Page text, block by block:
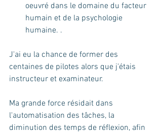
oeuvré dans le domaine du facteur
humain et de la psychologie
humaine. .
J'ai eu la chance de former des
centaines de pilotes alors que j'étais
instructeur et examinateur.
Ma grande force résidait dans
l'automatisation des tâches, la
diminution des temps de réflexion, afin